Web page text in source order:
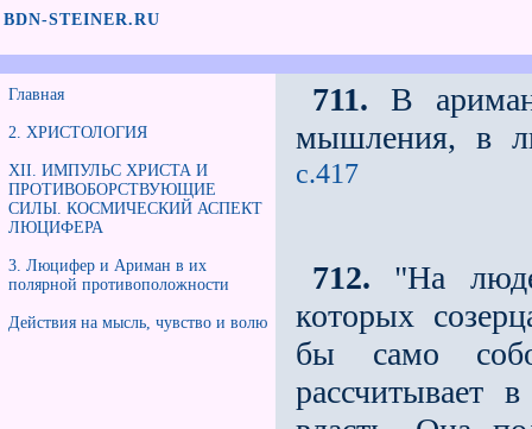
BDN-STEINER.RU
Главная
2. ХРИСТОЛОГИЯ
XII. ИМПУЛЬС ХРИСТА И
ПРОТИВОБОРСТВУЮЩИЕ
СИЛЫ. КОСМИЧЕСКИЙ АСПЕКТ
ЛЮЦИФЕРА
3. Люцифер и Ариман в их
полярной противоположности
Действия на мысль, чувство и волю
711. В
мышления, в
с.417
712. "На
которых
бы само
рассчитывает